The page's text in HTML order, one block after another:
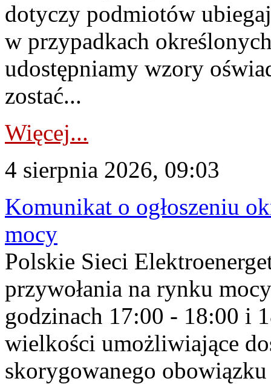
dotyczy podmiotów
w przypadkach
udostępniamy wzory
zostać...
Więcej...
4 sierpnia 2026, 09:03
Komunikat o ogłoszeniu
mocy
Polskie Sieci
przywołania na rynku
godzinach 17:00 - 18:00 i
wielkości umożliwiające
skorygowanego